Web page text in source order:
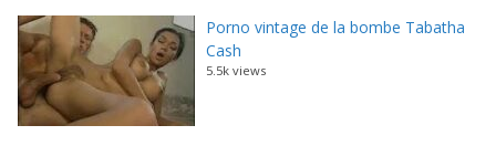
Porno vintage de la bombe Tabatha
Cash
5.5k views